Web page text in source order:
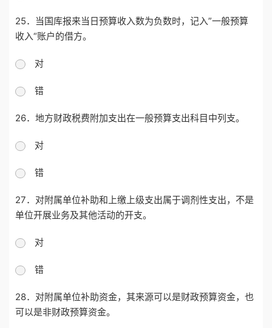
25．当国库报来当日预算收入数为负数时，记入”一般预算
收入“账户的借方。
对
错
26．地方财政税费附加支出在一般预算支出科目中列支。
对
错
27．对附属单位补助和上缴上级支出属于调剂性支出，不是
单位开展业务及其他活动的开支。
对
错
28．对附属单位补助资金，其来源可以是财政预算资金，也
可以是非财政预算资金。